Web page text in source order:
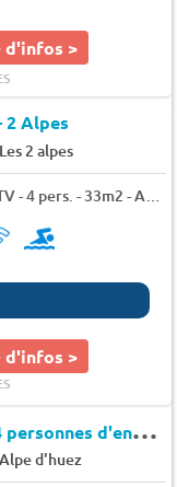
d'infos >
2 Alpes
Les 2 alpes
Appartement - TV - 4 pers. - 33m2 - Animaux admis
d'infos >
S
tudio pour 4 personnes d'environs 18m²-L'Alpe d'Huez - Balcons d'huez
Alpe d'huez